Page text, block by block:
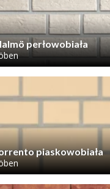
perłowobiała
piaskowobiała